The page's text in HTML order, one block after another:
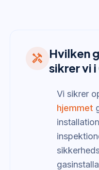
handyman Hvilken
sikrer vi
Vi sikrer
hjemmet